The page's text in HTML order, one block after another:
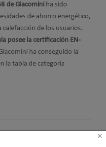
de Giacomini ha sido
de ahorro energético,
de los usuarios.
posee la certificación EN-
ha conseguido la
la tabla de categoría
×